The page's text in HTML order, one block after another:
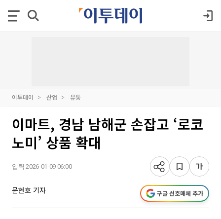
이투데이 산업 유통
이마트, 경남 남해군 손잡고 ‘로코
노미’ 상품 확대
입력 2026-01-09 06:00
문현호 기자 구글 선호매체 추가